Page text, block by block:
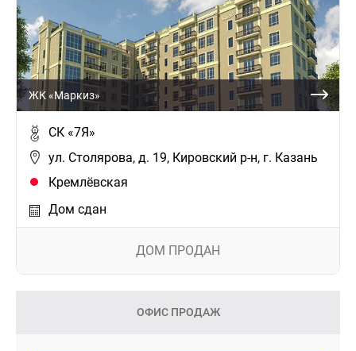
ЖК «Маркиз»
СК «7Я»
ул. Столярова, д. 19, Кировский р-н, г. Казань
Кремлёвская
Дом сдан
ДОМ ПРОДАН
ОФИС ПРОДАЖ